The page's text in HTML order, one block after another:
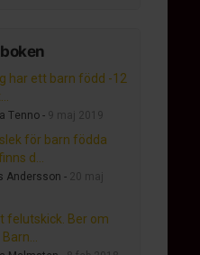
har ett barn född -12
Tenno - 9 maj 2019
för barn födda
d...
Andersson -
20 maj
felutskick. Ber om